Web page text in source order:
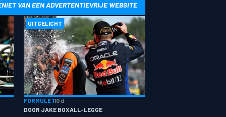
VAN EEN ADVERTENTIEVRIJE WEBSITE
UITGELICHT
FORMULE 110 d
DOOR JAKE BOXALL-LEGGE